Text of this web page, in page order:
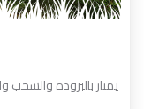
يمتاز بالبرودة